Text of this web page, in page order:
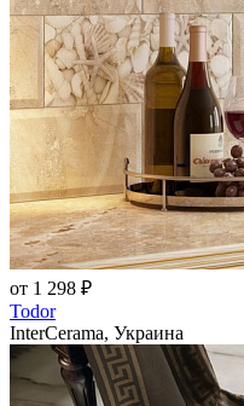
от 1 298 ₽
Todor
InterCerama, Украина